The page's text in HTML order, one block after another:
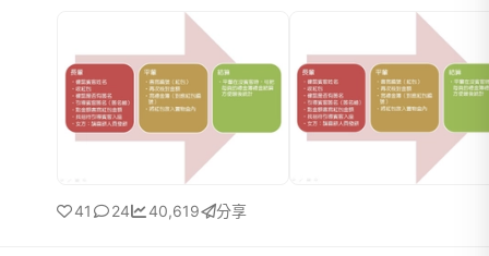
一樣這不代表每個人都適用唷！----------------------
------------------------------------------------【前
置作業】Q1.如何選擇收禮金的人員？A:1.其實我覺得
最常忽略掉的一點就是收禮座位的
41 24 40,619 分享